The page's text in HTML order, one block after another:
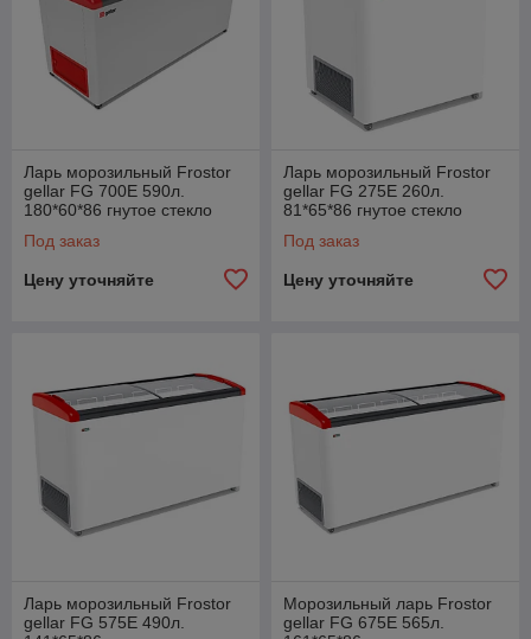
Ларь морозильный Frostor
gellar FG 700E 590л.
180*60*86 гнутое стекло
Под заказ
Цену уточняйте
Ларь морозильный Frostor
gellar FG 275E 260л.
81*65*86 гнутое стекло
Под заказ
Цену уточняйте
Ларь морозильный Frostor
gellar FG 575E 490л.
Морозильный ларь Frostor
gellar FG 675E 565л.